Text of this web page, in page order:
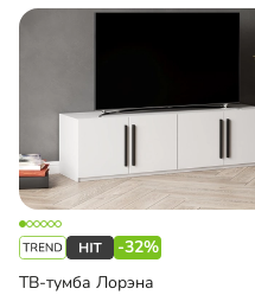
-32%
ТВ-тумба Лорэна